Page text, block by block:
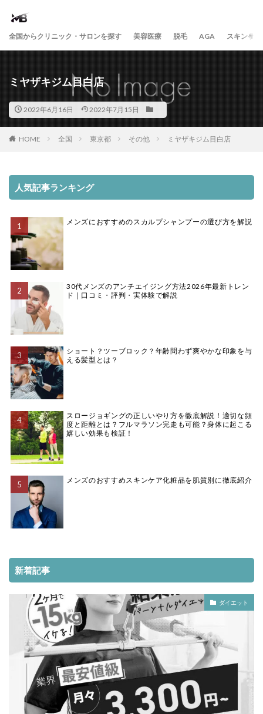
全国からクリニック・サロンを探す 美容医療 脱毛 AGA スキンケア
ミヤザキジム目白店
2022年6月16日 2022年7月15日
HOME 全国 東京都 その他 ミヤザキジム目白店
人気記事ランキング
メンズにおすすめのスカルプシャンプーの選び方を解説
30代メンズのアンチエイジング方法2026年最新トレン
ド｜口コミ・評判・実体験で解説
ショート？ツーブロック？年齢問わず爽やかな印象を与
える髪型とは？
スロージョギングの正しいやり方を徹底解説！適切な頻
度と距離とは？フルマラソン完走も可能？身体に起こる
嬉しい効果も検証！
メンズのおすすめスキンケア化粧品を肌質別に徹底紹介
新着記事
ダイエット